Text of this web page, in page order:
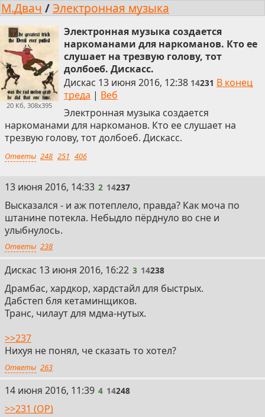
М.Двач /Электронная музыка
20 Кб, 308x395
Электронная музыка создается
наркоманами для наркоманов. Кто ее
слушает на трезвую голову, тот
долбоеб. Дискасс.
Дискас 13 июня 2016, 12:38 14231 В конец
треда | Веб
Электронная музыка создается
наркоманами для наркоманов. Кто ее слушает на
трезвую голову, тот долбоеб. Дискасс.
Ответы 248 251 406
2
13 июня 2016, 14:33 2 14237
Высказался - и аж потеплело, правда? Как моча по
штанине потекла. Небыдло пёрднуло во сне и
улыбнулось.
Ответы 238
Дискас 3
13 июня 2016, 16:22 3 14238
Драмбас, хардкор, хардстайл для быстрых.
Дабстеп бля кетаминщиков.
Транс, чилаут для мдма-нутых.
>>237
Нихуя не понял, че сказать то хотел?
Ответы 263
4
14 июня 2016, 11:39 4 14248
>>231 (OP)